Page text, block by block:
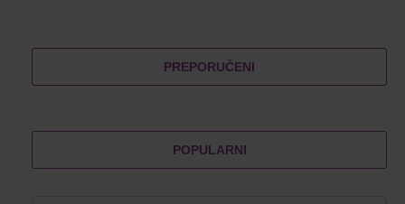
PREPORUČENI
POPULARNI